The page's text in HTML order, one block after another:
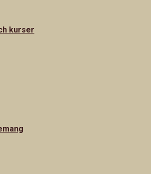
kurser